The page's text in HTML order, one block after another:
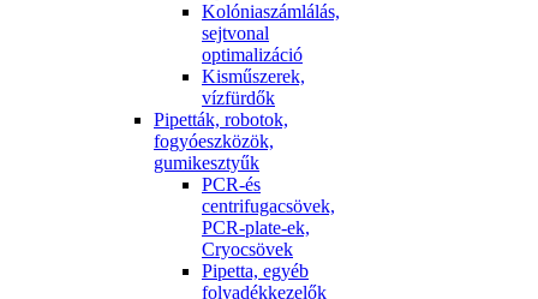
Kolóniaszámlálás,
sejtvonal
optimalizáció
Kisműszerek,
vízfürdők
Pipetták, robotok,
fogyóeszközök,
gumikesztyűk
PCR-és
centrifugacsövek,
PCR-plate-ek,
Cryocsövek
Pipetta, egyéb
folyadékkezelők